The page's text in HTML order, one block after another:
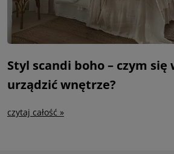
Styl scandi boho – czym
urządzić wnętrze?
czytaj całość »